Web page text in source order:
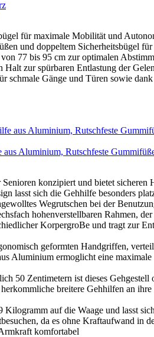
für maximale Mobilität und
und doppeltem Sicherheitsbügel
bis 95 cm zur optimalen
zur spürbaren Entlastung der
Gänge und Türen sowie dank
Aluminium, Rutschfeste
konzipiert und bietet
lasst sich die Gehhilfe besonders
Wegrutschen bei der
hohenverstellbaren Rahmen,
KorpergroBe und tragt zur
geformten Handgriffen,
Aluminium ermoglicht eine
50 Zentimetern ist dieses
breitere Gehhilfen an
auf die Waage und lasst
da es ohne Kraftaufwand
komfortabel